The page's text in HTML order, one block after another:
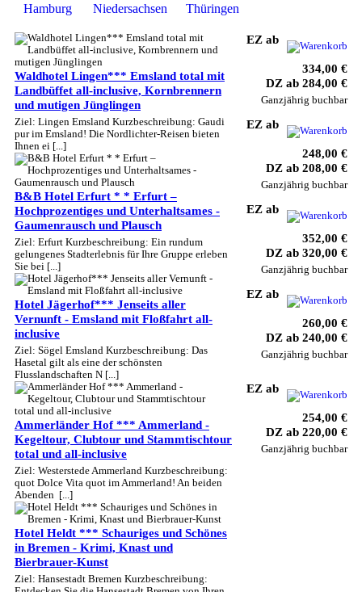
Hamburg Niedersachsen Thüringen
EZ ab
334,00 €
DZ ab 284,00 €
Ganzjährig buchbar
Waldhotel Lingen*** Emsland total mit
Landbüffet all-inclusive, Kornbrennern
und mutigen Jünglingen
Ziel: Lingen Emsland Kurzbeschreibung: Gaudi
pur im Emsland! Die Nordlichter-Reisen bieten
Ihnen ei [...]
EZ ab
248,00 €
DZ ab 208,00 €
Ganzjährig buchbar
B&B Hotel Erfurt * * Erfurt –
Hochprozentiges und Unterhaltsames -
Gaumenrausch und Plausch
Ziel: Erfurt Kurzbeschreibung: Ein rundum
gelungenes Stadterlebnis für Ihre Gruppe erleben
Sie bei [...]
EZ ab
352,00 €
DZ ab 320,00 €
Ganzjährig buchbar
Hotel Jägerhof*** Jenseits aller
Vernunft - Emsland mit Floßfahrt all-
inclusive
Ziel: Sögel Emsland Kurzbeschreibung: Das
Hasetal gilt als eine der schönsten
Flusslandschaften N [...]
EZ ab
260,00 €
DZ ab 240,00 €
Ganzjährig buchbar
Ammerländer Hof *** Ammerland -
Kegeltour, Clubtour und Stammtischtour
total und all-inclusive
Ziel: Westerstede Ammerland Kurzbeschreibung:
quot Dolce Vita quot im Ammerland! An beiden
Abenden [...]
EZ ab
254,00 €
DZ ab 220,00 €
Ganzjährig buchbar
Hotel Heldt *** Schauriges und Schönes
in Bremen - Krimi, Knast und
Bierbrauer-Kunst
Ziel: Hansestadt Bremen Kurzbeschreibung: